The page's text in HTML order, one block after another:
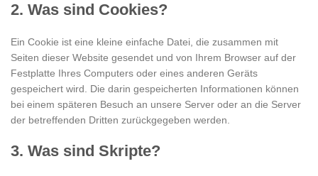
2. Was sind Cookies?
Ein Cookie ist eine kleine einfache Datei, die zusammen mit
Seiten dieser Website gesendet und von Ihrem Browser auf der
Festplatte Ihres Computers oder eines anderen Geräts
gespeichert wird. Die darin gespeicherten Informationen können
bei einem späteren Besuch an unsere Server oder an die Server
der betreffenden Dritten zurückgegeben werden.
3. Was sind Skripte?